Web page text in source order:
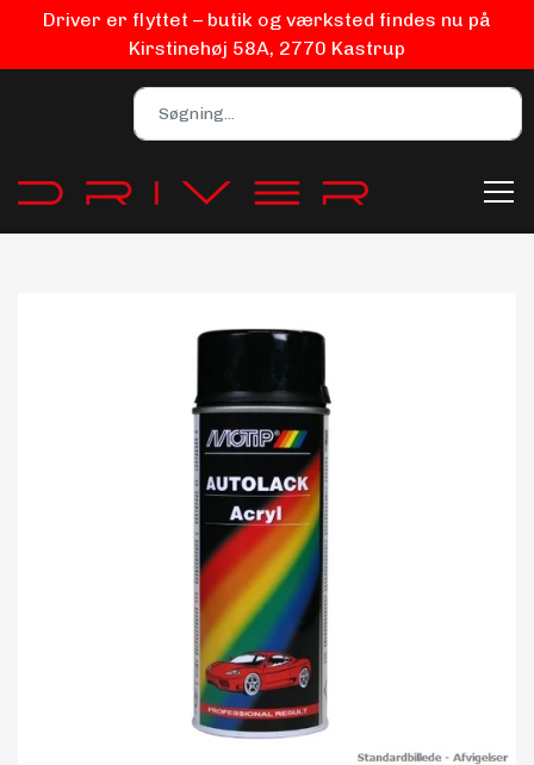
Driver er flyttet – butik og værksted findes nu på
Kirstinehøj 58A, 2770 Kastrup
Biludstyr
EV Udstyr
Maling
Bilstereo
Transport Udstyr